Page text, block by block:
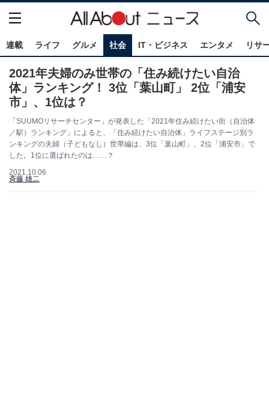
連載 ライフ グルメ 社会 IT・ビジネス エンタメ リサ
2021年夫婦のみ世帯の「住み続けたい自治
体」ランキング！ 3位「葉山町」 2位「浦安
市」、1位は？
「SUUMOリサーチセンター」が発表した「2021年住み続けたい街（自治体
／駅）ランキング」によると、「住み続けたい自治体」ライフステージ別ラ
ンキングの夫婦（子どもなし）世帯編は、3位「葉山町」、2位「浦安市」で
した。1位に選ばれたのは……？
2021.10.06
斉藤 雄二